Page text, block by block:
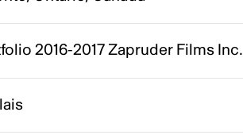
2016-2017 Zapruder Films Inc.